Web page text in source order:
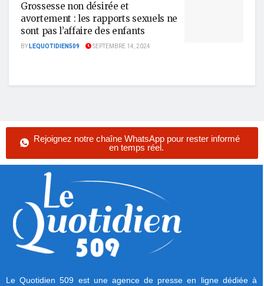
Grossesse non désirée et
avortement : les rapports sexuels ne
sont pas l’affaire des enfants
BYLEQUOTIDIEN509 SEPTEMBRE 14, 2024
Rejoignez notre chaîne WhatsApp pour rester informé
en temps réel.
Le Quotidien 509 est une agence de presse en ligne dédiée à